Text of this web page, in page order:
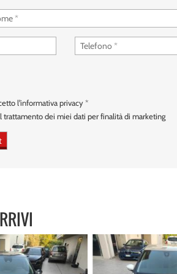
l'informativa privacy*
trattamento dei miei dati per finalità di marketing